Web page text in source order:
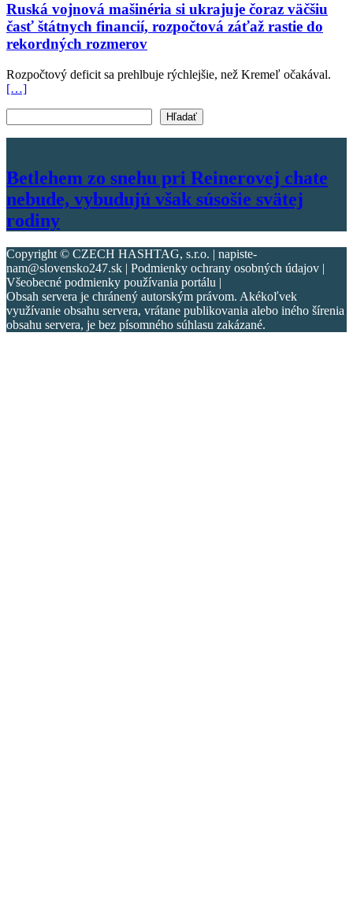
Ruská vojnová mašinéria si ukrajuje čoraz väčšiu
časť štátnych financií, rozpočtová záťaž rastie do
rekordných rozmerov
Rozpočtový deficit sa prehlbuje rýchlejšie, než Kremeľ očakával.
[…]
Hľadať
Betlehem zo snehu pri Reinerovej chate
nebude, vybudujú však súsošie svätej
rodiny
Copyright © CZECH HASHTAG, s.r.o. | napiste-
nam@slovensko247.sk | Podmienky ochrany osobných údajov |
Všeobecné podmienky používania portálu |
Obsah servera je chránený autorským právom. Akékoľvek
využívanie obsahu servera, vrátane publikovania alebo iného šírenia
obsahu servera, je bez písomného súhlasu zakázané.